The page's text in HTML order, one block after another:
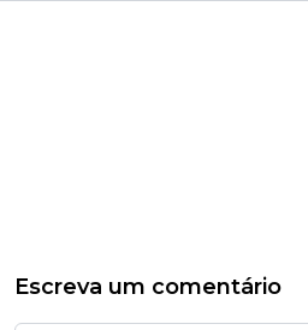
Escreva um comentário